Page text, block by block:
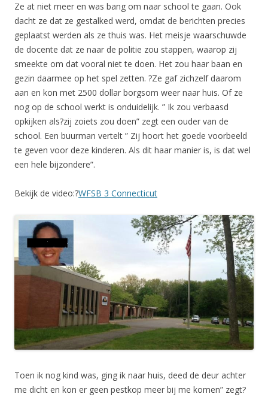
Ze at niet meer en was bang om naar school te gaan. Ook
dacht ze dat ze gestalked werd, omdat de berichten precies
geplaatst werden als ze thuis was. Het meisje waarschuwde
de docente dat ze naar de politie zou stappen, waarop zij
smeekte om dat vooral niet te doen. Het zou haar baan en
gezin daarmee op het spel zetten. ?Ze gaf zichzelf daarom
aan en kon met 2500 dollar borgsom weer naar huis. Of ze
nog op de school werkt is onduidelijk. ” Ik zou verbaasd
opkijken als?zij zoiets zou doen” zegt een ouder van de
school. Een buurman vertelt ” Zij hoort het goede voorbeeld
te geven voor deze kinderen. Als dit haar manier is, is dat wel
een hele bijzondere”.
Bekijk de video:?WFSB 3 Connecticut
Toen ik nog kind was, ging ik naar huis, deed de deur achter
me dicht en kon er geen pestkop meer bij me komen” zegt?